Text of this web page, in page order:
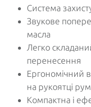
Система
Звукове
масла
Легко
перенесення
Ергономічний
на рукоятці
Компактна і